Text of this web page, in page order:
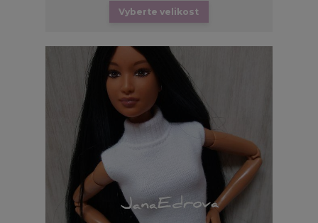
Vyberte velikost